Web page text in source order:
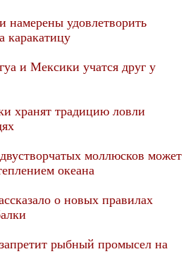
намерены удовлетворить
каракатицу
и Мексики учатся друг у
хранят традицию ловли
моллюсков может
океана
о новых правилах
рыбный промысел на